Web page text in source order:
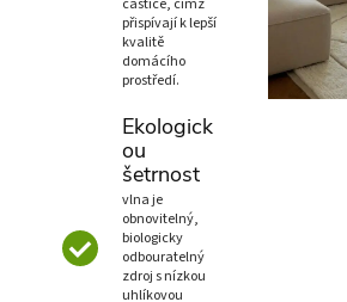
částice, čímž
přispívají k lepší
kvalitě
domácího
prostředí.
Ekologick
ou
šetrnost
vlna je
obnovitelný,
biologicky
odbouratelný
zdroj s nízkou
uhlíkovou